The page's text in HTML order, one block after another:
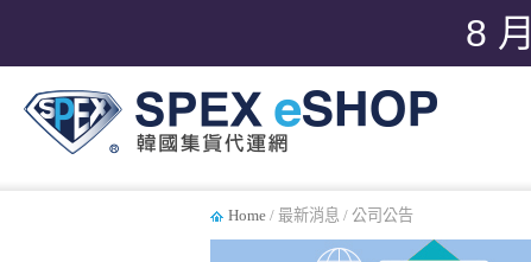
8
Home / 最新消息 / 公司公告